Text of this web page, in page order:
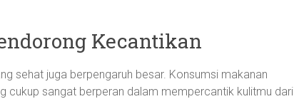
Kecantikan
sehat juga berpengaruh besar. Konsumsi makanan
cukup sangat berperan dalam mempercantik kulitmu dari